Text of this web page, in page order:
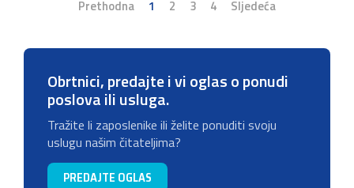
Prethodna 1 2 3 4 Sljedeća
Obrtnici, predajte i vi oglas o ponudi
poslova ili usluga.
Tražite li zaposlenike ili želite ponuditi svoju
uslugu našim čitateljima?
PREDAJTE OGLAS